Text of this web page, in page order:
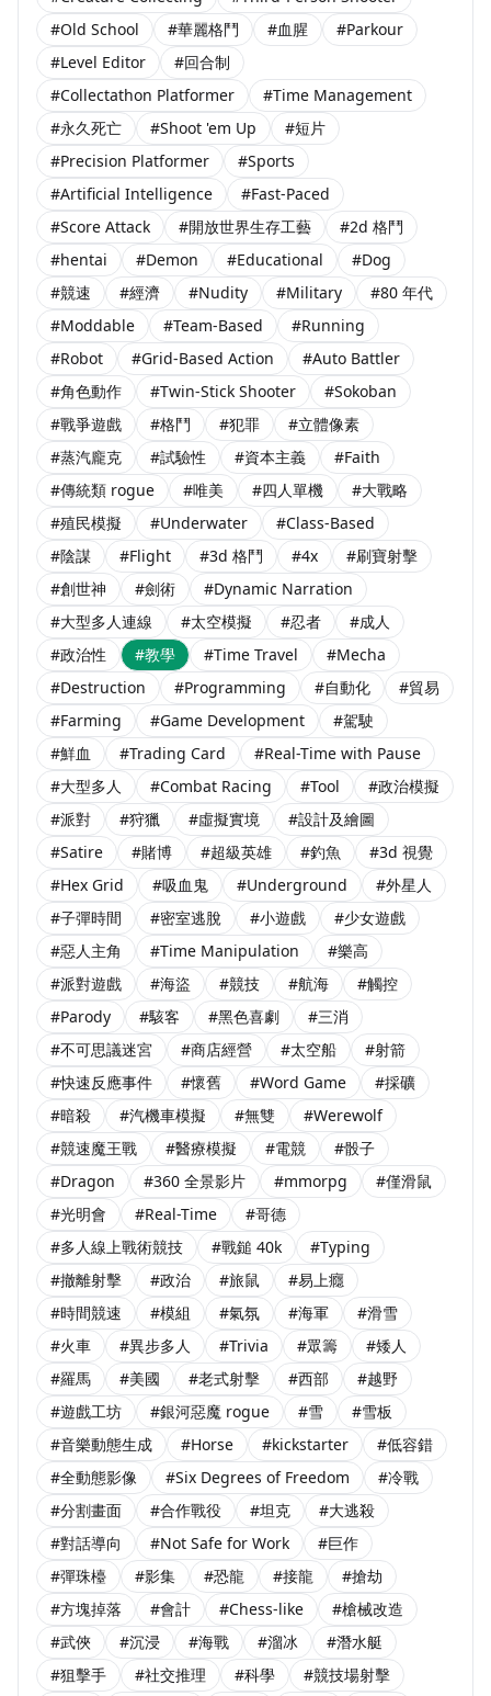
#Old School
#華麗格鬥 #血腥
#Parkour
#Level Editor
#回合制
#Collectathon Platformer
#Time Management
#永久死亡
#Shoot 'em Up
#短片
#Precision Platformer
#Sports
#Artificial Intelligence
#Fast-Paced
#Score Attack
#開放世界生存工藝
#2d 格鬥
#hentai
#Demon #Educational
#Dog
#競速
#經濟 #Nudity #Military
#80 年代
#Moddable
#Team-Based
#Running
#Robot
#Grid-Based Action
#Auto Battler
#角色動作
#Twin-Stick Shooter
#Sokoban
#戰爭遊戲
#格鬥 #犯罪
#立體像素
#蒸汽龐克
#試驗性 #資本主義
#Faith
#傳統類 rogue
#唯美 #四人單機
#大戰略
#殖民模擬
#Underwater
#Class-Based
#陰謀
#Flight #3d 格鬥 #4x
#刷寶射擊
#創世神
#劍術
#Dynamic Narration
#大型多人連線
#太空模擬 #忍者
#成人
#政治性
#教學 #Time Travel
#Mecha
#Destruction
#Programming #自動化
#貿易
#Farming
#Game Development
#駕駛
#鮮血
#Trading Card
#Real-Time with Pause
#大型多人
#Combat Racing #Tool
#政治模擬
#派對
#狩獵 #虛擬實境
#設計及繪圖
#Satire
#賭博 #超級英雄 #釣魚
#3d 視覺
#Hex Grid
#吸血鬼 #Underground
#外星人
#子彈時間
#密室逃脫 #小遊戲
#少女遊戲
#惡人主角
#Time Manipulation
#樂高
#派對遊戲
#海盜 #競技 #航海
#觸控
#Parody
#駭客 #黑色喜劇
#三消
#不可思議迷宮
#商店經營 #太空船
#射箭
#快速反應事件
#懷舊 #Word Game
#採礦
#暗殺
#汽機車模擬 #無雙
#Werewolf
#競速魔王戰
#醫療模擬 #電競
#骰子
#Dragon
#360 全景影片 #mmorpg
#僅滑鼠
#光明會
#Real-Time
#哥德
#多人線上戰術競技
#戰鎚 40k
#Typing
#撤離射擊
#政治 #旅鼠
#易上癮
#時間競速
#模組 #氣氛 #海軍
#滑雪
#火車
#異步多人 #Trivia #眾籌
#矮人
#羅馬
#美國 #老式射擊 #西部
#越野
#遊戲工坊
#銀河惡魔 rogue #雪
#雪板
#音樂動態生成
#Horse #kickstarter
#低容錯
#全動態影像
#Six Degrees of Freedom
#冷戰
#分割畫面
#合作戰役 #坦克
#大逃殺
#對話導向
#Not Safe for Work
#巨作
#彈珠檯
#影集 #恐龍 #接龍
#搶劫
#方塊掉落
#會計 #Chess-like
#槍械改造
#武俠
#沉浸 #海戰 #溜冰
#潛水艇
#狙擊手
#社交推理 #科學
#競技場射擊